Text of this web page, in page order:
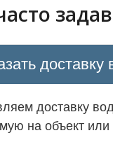
доставку
доставку
на объект или